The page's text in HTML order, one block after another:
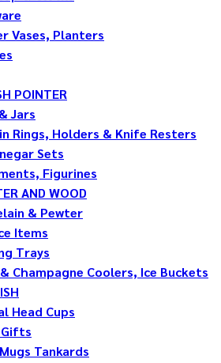
Vases, Planters
POINTER
Jars
Rings, Holders & Knife Resters
Sets
Figurines
AND WOOD
& Pewter
Items
Trays
Champagne Coolers, Ice Buckets
Head Cups
Gifts
Tankards